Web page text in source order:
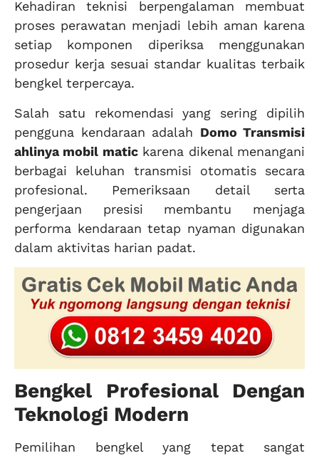
Kehadiran teknisi berpengalaman membuat
proses perawatan menjadi lebih aman karena
setiap komponen diperiksa menggunakan
prosedur kerja sesuai standar kualitas terbaik
bengkel terpercaya.
Salah satu rekomendasi yang sering dipilih
pengguna kendaraan adalah Domo Transmisi
ahlinya mobil matickarena dikenal menangani
berbagai keluhan transmisi otomatis secara
profesional. Pemeriksaan detail serta
pengerjaan presisi membantu menjaga
performa kendaraan tetap nyaman digunakan
dalam aktivitas harian padat.
Bengkel Profesional Dengan
Teknologi Modern
Pemilihan bengkel yang tepat sangat